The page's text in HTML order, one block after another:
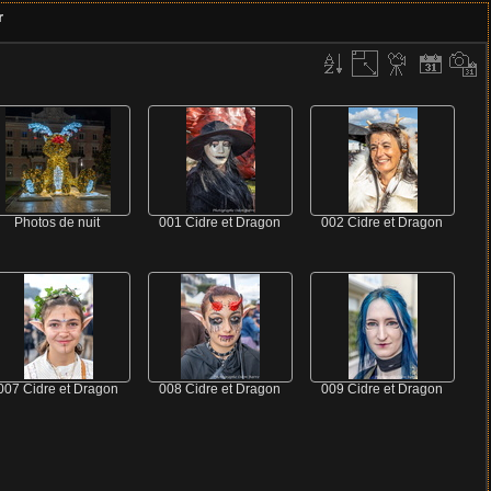
Photos de nuit 001 Cidre et Dragon 002 Cidre et Dragon
Cidre et Dragon 008 Cidre et Dragon 009 Cidre et Dragon